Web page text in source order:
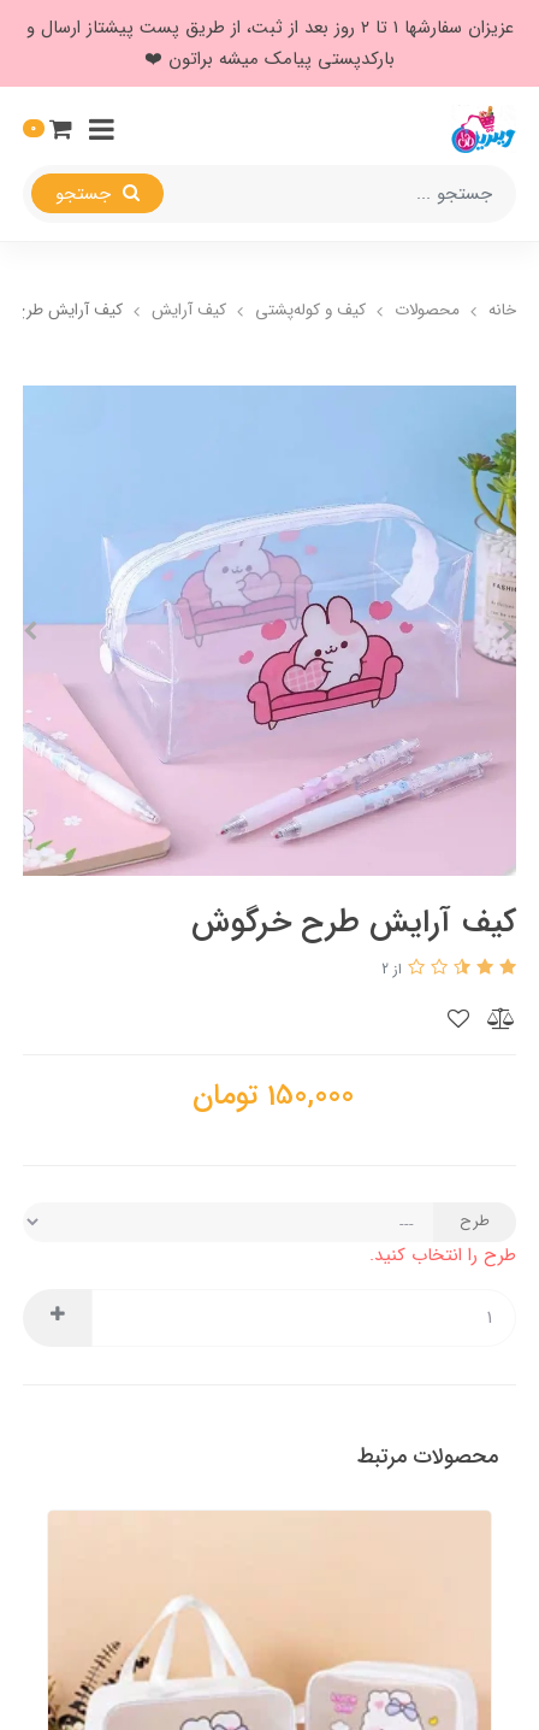
عزیزان سفارشها ۱ تا ۲ روز بعد از ثبت، از طریق پست پیشتاز ارسال و
بارکدپستی پیامک میشه براتون ❤️
0
خانه محصولات کیف و کوله‌پشتی کیف آرایش کیف آرایش طرح
کیف آرایش طرح خرگوش
از 2
150,000 تومان
طرح
طرح را انتخاب کنید.
محصولات مرتبط